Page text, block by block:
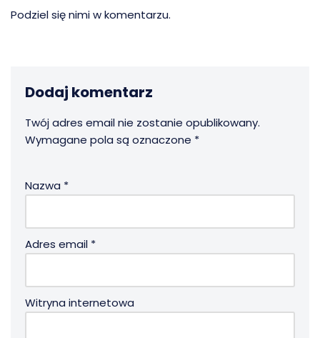
Podziel się nimi w komentarzu.
Dodaj komentarz
Twój adres email nie zostanie opublikowany.
Wymagane pola są oznaczone *
Nazwa *
Adres email *
Witryna internetowa